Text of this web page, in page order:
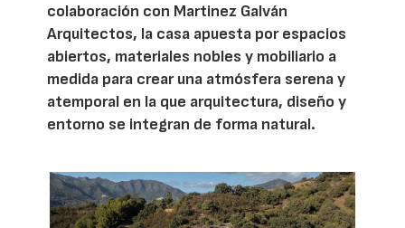
colaboración con Martinez Galván
Arquitectos, la casa apuesta por espacios
abiertos, materiales nobles y mobiliario a
medida para crear una atmósfera serena y
atemporal en la que arquitectura, diseño y
entorno se integran de forma natural.